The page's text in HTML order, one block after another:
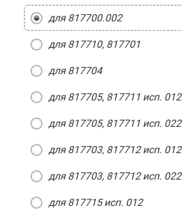
для 817700.002
для 817710, 817701
для 817704
для 817705, 817711 исп. 012
для 817705, 817711 исп. 022
для 817703, 817712 исп. 012
для 817703, 817712 исп. 022
для 817715 исп. 012